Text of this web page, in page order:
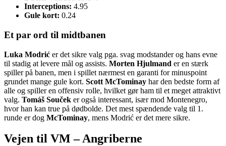
Interceptions: 4.95
Gule kort: 0.24
Et par ord til midtbanen
Luka Modrić er det sikre valg pga. svag modstander og hans evne
til stadig at levere mål og assists. Morten Hjulmand er en stærk
spiller på banen, men i spillet nærmest en garanti for minuspoint
grundet mange gule kort. Scott McTominay har den bedste form af
alle og spiller en offensiv rolle, hvilket gør ham til et meget attraktivt
valg. Tomáš Souček er også interessant, især mod Montenegro,
hvor han kan true på dødbolde. Det mest spændende valg til 1.
runde er dog McTominay, mens Modrić er det mere sikre.
Vejen til VM – Angriberne